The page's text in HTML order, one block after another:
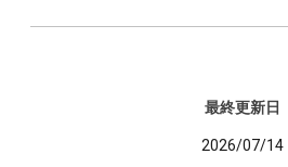
最終更新日
2026/07/14